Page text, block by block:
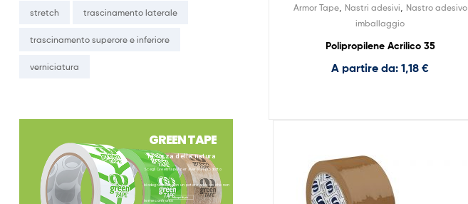
Armor Tape, Nastri adesivi
Nastro adesivo
imballaggio
Polipropilene Acrilico 35
A partire da: 1,18€
stretch trascinamento laterale
trascinamento superore e inferiore
verniciatura
la forza della natura
Scegli GreenTape ®per avere un prodotto
biodegradabile con un potere adesivo che non
teme confronto
Scopri di più
GREENTAPE